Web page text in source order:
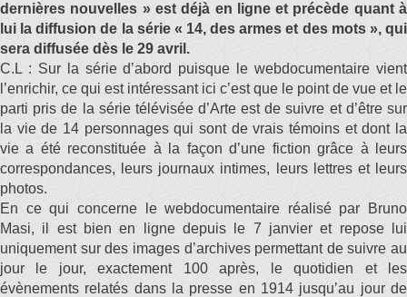
dernières nouvelles » est déjà en ligne et précède quant à
lui la diffusion de la série « 14, des armes et des mots », qui
sera diffusée dès le 29 avril.
C.L : Sur la série d’abord puisque le webdocumentaire vient
l’enrichir, ce qui est intéressant ici c’est que le point de vue et le
parti pris de la série télévisée d’Arte est de suivre et d’être sur
la vie de 14 personnages qui sont de vrais témoins et dont la
vie a été reconstituée à la façon d’une fiction grâce à leurs
correspondances, leurs journaux intimes, leurs lettres et leurs
photos.
En ce qui concerne le webdocumentaire réalisé par Bruno
Masi, il est bien en ligne depuis le 7 janvier et repose lui
uniquement sur des images d’archives permettant de suivre au
jour le jour, exactement 100 après, le quotidien et les
évènements relatés dans la presse en 1914 jusqu’au jour de